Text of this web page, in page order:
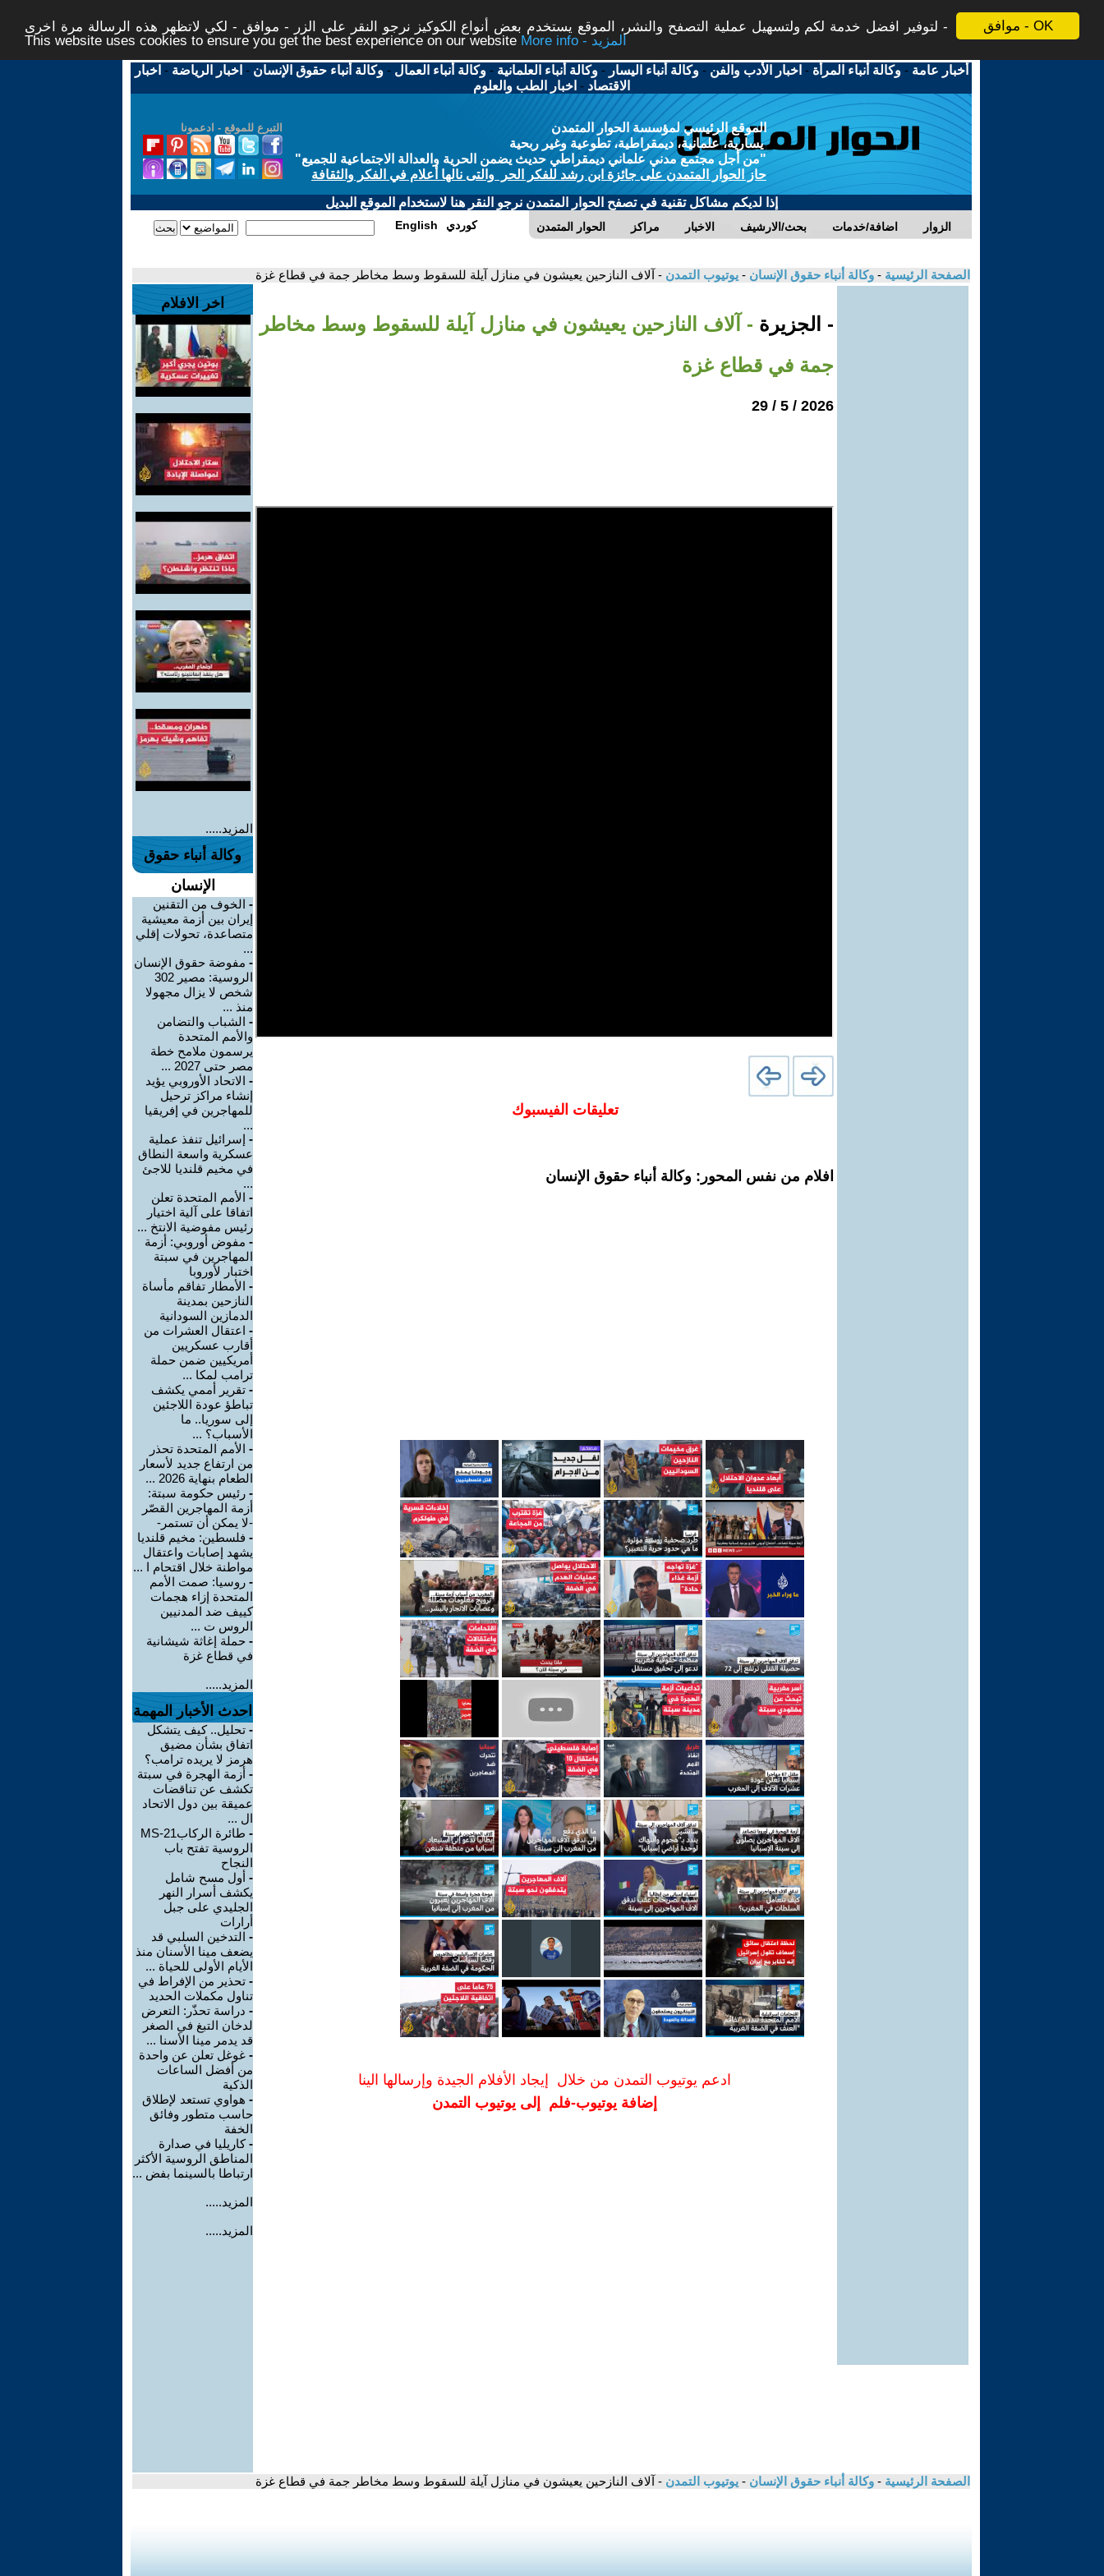
موافق - OK
لتوفير افضل خدمة لكم ولتسهيل عملية التصفح والنشر، الموقع يستخدم بعض أنواع الكوكيز نرجو النقر على الزر - موافق - لكي لاتظهر هذه الرسالة مرة اخرى -
This website uses cookies to ensure you get the best experience on our website
More info - المزيد
أخبار عامة -وكالة أنباء المرأة - اخبار الأدب والفن -وكالة أنباء اليسار -وكالة أنباء العلمانية -وكالة أنباء العمال -وكالة أنباء حقوق الإنسان - اخبار الرياضة - اخبار
الاقتصاد - اخبار الطب والعلوم
التبرع للموقع - ادعمونا
الموقع الرئيسي لمؤسسة الحوار المتمدن
يسارية، علمانية، ديمقراطية، تطوعية وغير ربحية
"من أجل مجتمع مدني علماني ديمقراطي حديث يضمن الحرية والعدالة الاجتماعية للجميع"
حاز الحوار المتمدن على جائزة ابن رشد للفكر الحر والتى نالها أعلام في الفكر والثقافة
إذا لديكم مشاكل تقنية في تصفح الحوار المتمدن نرجو النقر هنا لاستخدام الموقع البديل
الحوار المتمدن مراكز الاخبار بحث/الارشيف اضافة/خدمات الزوار English كوردي
الصفحة الرئيسية - وكالة أنباء حقوق الإنسان - يوتيوب التمدن - آلاف النازحين يعيشون في منازل آيلة للسقوط وسط مخاطر جمة في قطاع غزة
- الجزيرة - آلاف النازحين يعيشون في منازل آيلة للسقوط وسط مخاطر
جمة في قطاع غزة
2026 / 5 / 29
تعليقات الفيسبوك
افلام من نفس المحور: وكالة أنباء حقوق الإنسان
ادعم يوتيوب التمدن من خلال إيجاد الأفلام الجيدة وإرسالها الينا
إضافة يوتيوب-فلم إلى يوتيوب التمدن
اخر الافلام
المزيد.....
وكالة أنباء حقوق
الإنسان
- الخوف من التقنين
إيران بين أزمة معيشية
متصاعدة، تحولات إقلي
...
- مفوضة حقوق الإنسان
الروسية: مصير 302
شخص لا يزال مجهولا
منذ ...
- الشباب والتضامن
والأمم المتحدة
يرسمون ملامح خطة
مصر حتى 2027 ...
- الاتحاد الأوروبي يؤيد
إنشاء مراكز ترحيل
للمهاجرين في إفريقيا
...
- إسرائيل تنفذ عملية
عسكرية واسعة النطاق
في مخيم قلنديا للاجئ
...
- الأمم المتحدة تعلن
اتفاقا على آلية اختيار
رئيس مفوضية الانتخ ...
- مفوض أوروبي: أزمة
المهاجرين في سبتة
اختبار لأوروبا
- الأمطار تفاقم مأساة
النازحين بمدينة
الدمازين السودانية
- اعتقال العشرات من
أقارب عسكريين
أمريكيين ضمن حملة
ترامب لمكا ...
- تقرير أممي يكشف
تباطؤ عودة اللاجئين
إلى سوريا.. ما
الأسباب؟ ...
- الأمم المتحدة تحذر
من ارتفاع جديد لأسعار
الطعام بنهاية 2026 ...
- رئيس حكومة سبتة:
أزمة المهاجرين القصّر
-لا يمكن أن تستمر-
- فلسطين: مخيم قلنديا
يشهد إصابات واعتقال
مواطنة خلال اقتحام ا ...
- روسيا: صمت الأمم
المتحدة إزاء هجمات
كييف ضد المدنيين
الروس ت ...
- حملة إغاثة شيشانية
في قطاع غزة
المزيد.....
احدث الأخبار المهمة
- تحليل.. كيف يتشكل
اتفاق بشأن مضيق
هرمز لا يريده ترامب؟
- أزمة الهجرة في سبتة
تكشف عن تناقضات
عميقة بين دول الاتحاد
ال ...
-
طائرة الركابMS-21
الروسية تفتح باب
النجاح
- أول مسح شامل
يكشف أسرار النهر
الجليدي على جبل
أرارات
- التدخين السلبي قد
يضعف مينا الأسنان منذ
الأيام الأولى للحياة ...
- تحذير من الإفراط في
تناول مكملات الحديد
- دراسة تحذّر: التعرض
لدخان التبغ في الصغر
قد يدمر مينا الأسنا ...
- غوغل تعلن عن واحدة
من أفضل الساعات
الذكية
- هواوي تستعد لإطلاق
حاسب متطور وفائق
الخفة
-كاريليا في صدارة
المناطق الروسية الأكثر
ارتباطا بالسينما بفض ...
المزيد.....
المزيد.....
الصفحة الرئيسية - وكالة أنباء حقوق الإنسان - يوتيوب التمدن - آلاف النازحين يعيشون في منازل آيلة للسقوط وسط مخاطر جمة في قطاع غزة